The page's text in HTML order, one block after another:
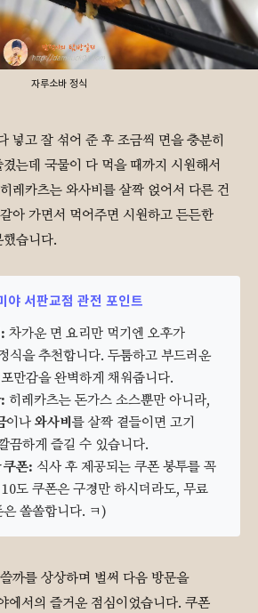
자루소바 정식
넣고 잘 섞어 준 후 조금씩 면을 충분히
는데 국물이 다 먹을 때까지 시원해서
레카츠는 와사비를 살짝 얹어서 다른 건
아 가면서 먹어주면 시원하고 든든한
습니다.
야 서판교점 관전 포인트
차가운 면 요리만 먹기엔 오후가
식을 추천합니다. 두툼하고 부드러운
만감을 완벽하게 채워줍니다.
히레카츠는 돈가스 소스뿐만 아니라,
이나 와사비를 살짝 곁들이면 고기
끔하게 즐길 수 있습니다.
쿠폰: 식사 후 제공되는 쿠폰 봉투를 꼭
도 쿠폰은 구경만 하시더라도, 무료
쏠쏠합니다. ㅋ)
까를 상상하며 벌써 다음 방문을
에서의 즐거운 점심이었습니다. 쿠폰